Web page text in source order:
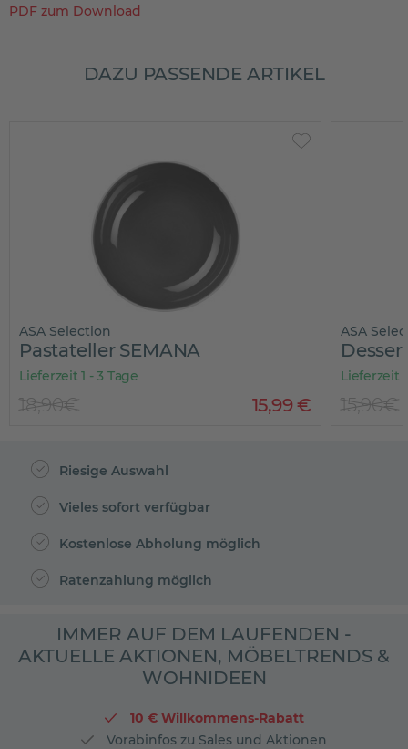
PDF zum Download
DAZU PASSENDE ARTIKEL
ASA Selection
Pastateller SEMANA
Lieferzeit 1 - 3 Tage
15,99€
18,90€
ASA
Lieferzeit
15,90€
Riesige Auswahl
Vieles sofort verfügbar
Kostenlose Abholung möglich
Ratenzahlung möglich
IMMER AUF DEM LAUFENDEN -
AKTUELLE AKTIONEN, MÖBELTRENDS &
WOHNIDEEN
10 € Willkommens-Rabatt
Vorabinfos zu Sales und Aktionen